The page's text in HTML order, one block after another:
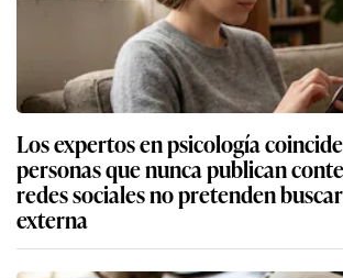
Los expertos en psicología
personas que nunca publican
redes sociales no pretenden
externa